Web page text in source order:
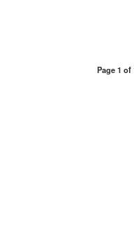
Page 1 of